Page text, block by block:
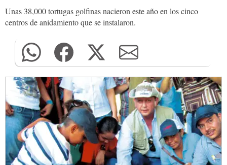
Unas 38,000 tortugas golfinas nacieron este año en los cinco
centros de anidamiento que se instalaron.